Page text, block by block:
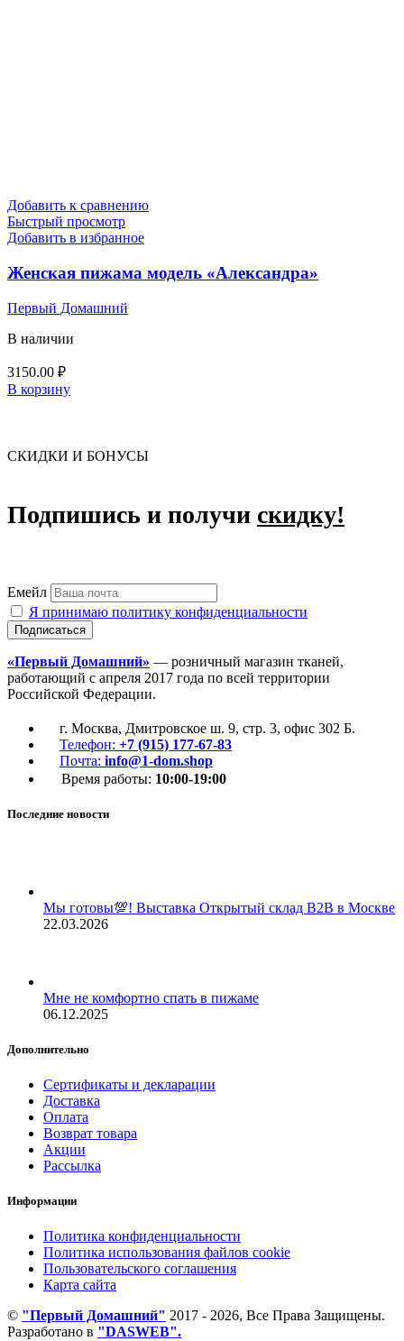
Добавить к сравнению
Быстрый просмотр
Добавить в избранное
Женская пижама модель «Александра»
Первый Домашний
В наличии
3150.00 ₽
В корзину
СКИДКИ И БОНУСЫ
Подпишись и получи скидку!
Емейл
Я принимаю политику конфиденциальности
«Первый Домашний» — розничный магазин тканей,
работающий с апреля 2017 года по всей территории
Российской Федерации.
г. Москва, Дмитровское ш. 9, стр. 3, офис 302 Б.
Телефон: +7 (915) 177-67-83
Почта: info@1-dom.shop
Время работы: 10:00-19:00
Последние новости
Мы готовы💯! Выставка Открытый склад В2В в Москве
22.03.2026
Мне не комфортно спать в пижаме
06.12.2025
Дополнительно
Сертификаты и декларации
Доставка
Оплата
Возврат товара
Акции
Рассылка
Информации
Политика конфиденциальности
Политика использования файлов cookie
Пользовательского соглашения
Карта сайта
© "Первый Домашний" 2017 - 2026, Все Права Защищены.
Разработано в "DASWEB".